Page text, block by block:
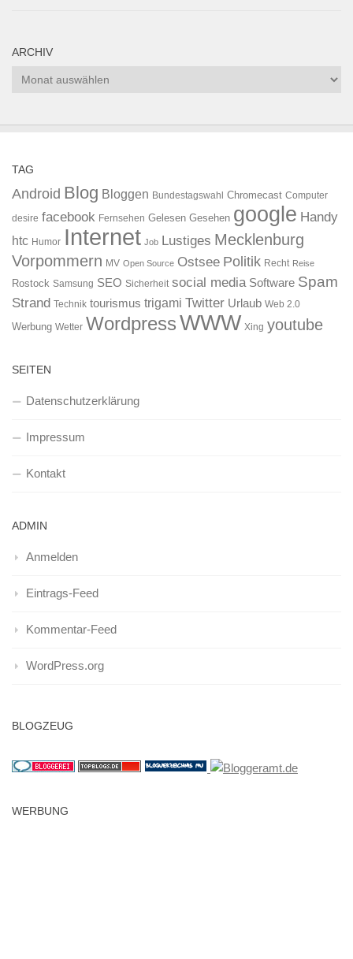
ARCHIV
Archiv
TAG
Android Blog Bloggen Bundestagswahl Chromecast Computer
desire facebook Fernsehen Gelesen Gesehen google Handy
htc Humor Internet Job Lustiges Mecklenburg
Vorpommern MV Open Source Ostsee Politik Recht Reise
Rostock Samsung SEO Sicherheit social media Software Spam
Strand Technik tourismus trigami Twitter Urlaub Web 2.0
Werbung Wetter WordpressWWW Xing youtube
SEITEN
Datenschutzerklärung
Impressum
Kontakt
ADMIN
Anmelden
Eintrags-Feed
Kommentar-Feed
WordPress.org
BLOGZEUG
WERBUNG